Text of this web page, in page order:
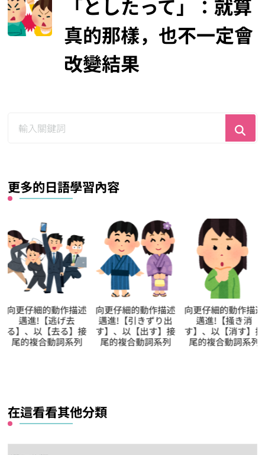
「としたって」：就算
真的那樣，也不一定會
改變結果
更多的日語學習內容
向更仔細的動作描述
邁進!【引きずり出
す】、以【出す】接
尾的複合動詞系列
向更仔細的動作描述
邁進!【掻き消
す】、以【消す】接
尾的複合動詞系列
向更仔細的動作描述
邁進!【暮れ果て
る】、以【果てる】
接尾的複合動詞系列
在這看看其他分類